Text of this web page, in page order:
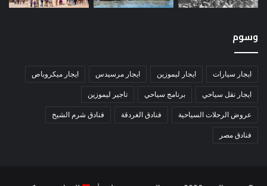
وسوم
ايجار سيارات ايجار ليموزين ايجار مرسيدس ايجار ميكروباص
ايجار نقل سياحي برنامج سياحي تاجير ليموزين
عروض الرحلات السياحية فنادق الغردقة فنادق شرم الشيخ
فنادق مصر